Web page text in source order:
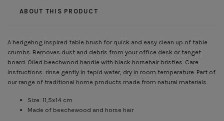
ABOUT THIS PRODUCT
A hedgehog inspired table brush for quick and easy clean up of table
crumbs. Removes dust and debris from your office desk or tanget
board. Oiled beechwood handle with black horsehair bristles. Care
instructions: rinse gently in tepid water, dry in room temperature. Part of
our range of traditional home products made from natural materials.
Size: 11,5x14 cm
Made of beechewood and horse hair